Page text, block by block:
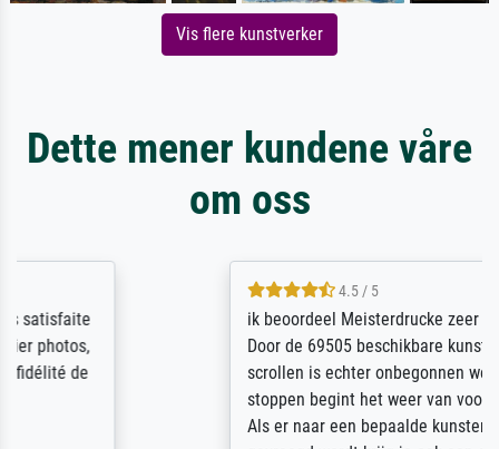
Vis flere kunstverker
Dette mener kundene våre
om oss
ik beoordeel Meisterdrucke zeer positief.
Door de 69505 beschikbare kunstenaars
scrollen is echter onbegonnen werk (na
stoppen begint het weer van voor af aan).
Als er naar een bepaalde kunstenaar